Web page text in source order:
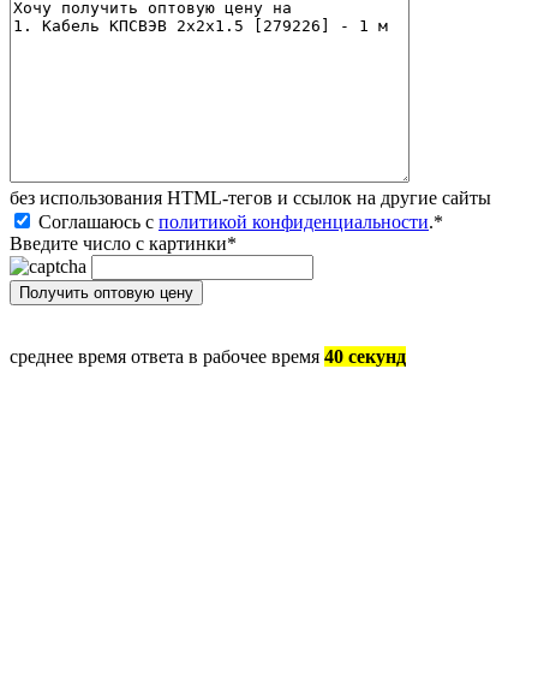
без иcпользования HTML-тегов и ссылок на другие сайты
Соглашаюсь с политикой конфиденциальности.*
Введите число с картинки*
среднее время ответа в рабочее время 40 секунд